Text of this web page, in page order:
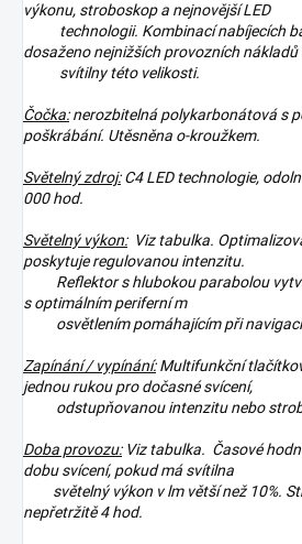
výkonu, stroboskop a nejnovější LED
technologii. Kombinací nabíjecích
dosaženo nejnižších provozních nákladů
svítilny této velikosti.
Čočka:nerozbitelná polykarbonátová s
poškrábání. Utěsněna o-kroužkem.
Světelný zdroj:C4 LED technologie,
000 hod.
Světelný výkon:Viz tabulka.
poskytuje regulovanou intenzitu.
Reflektor s hlubokou parabolou
s optimálním periferní m
osvětlením pomáhajícím při
Zapínání / vypínání:Multifunkční
jednou rukou pro dočasné svícení,
odstupňovanou intenzitu nebo
Doba provozu:Viz tabulka. Časové
dobu svícení, pokud má svítilna
světelný výkon v lm větší než 10%.
nepřetržitě 4 hod.